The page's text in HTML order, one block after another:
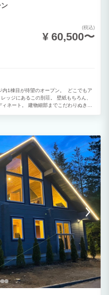
(税込)
¥ 60,500〜
内1棟目が待望のオープン。 どこでもア
ッジにあるこの別荘。 壁紙もちろん、
ネート。 建物細部までこだわりぬきま
用ウンチ袋*ケージ*ワンちゃん用食器 ＞
する場所を提供する施設であり、ワン
いことご理解ください。 宿泊中のワン
理等）は全てオーナー様、ご自身で行っ
いようにお願い致します。 また足洗い
さい。また、足洗い場でのシャンプー及
自身でワンちゃんのお世話をして頂
慮の事故に遭われた場合、若しくはワン
、持病、特異体質による体調不良、ご帰
帰すべき事由によらない損害について
種証明書(鑑札も可）及び混合ワクチン
抗体陽性の証明書をご事前に提示下さ
判断により注射を受けられない 場合は
染病にかかっていないワンちゃんのみご
エリアは1階のみとなります。2階への進